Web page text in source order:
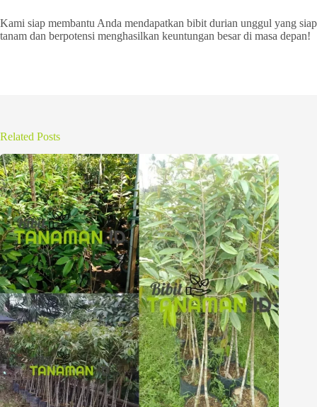
Kami siap membantu Anda mendapatkan bibit durian unggul yang siap
tanam dan berpotensi menghasilkan keuntungan besar di masa depan!
Related Posts